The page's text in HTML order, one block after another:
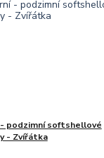
podzimní softshellové
- Zvířátka